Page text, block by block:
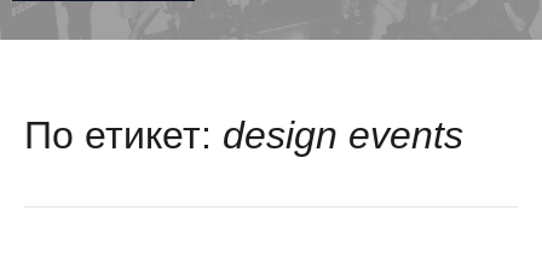
По етикет: design events